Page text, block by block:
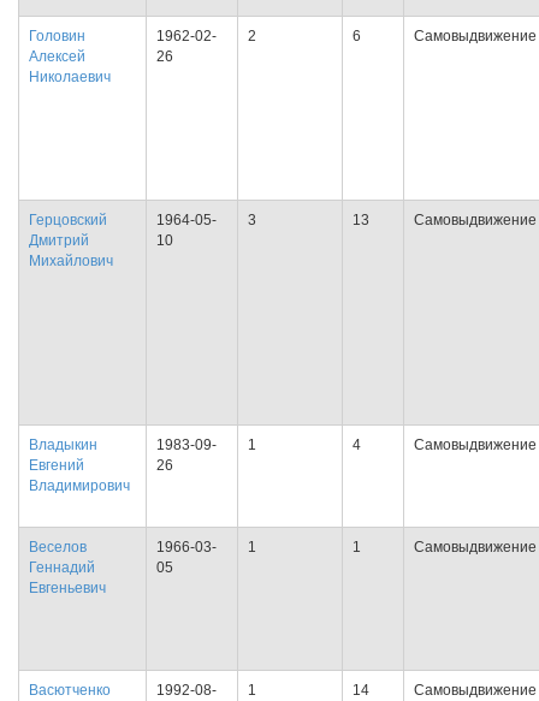
Головин
Алексей
Николаевич
1962-02-
26
2 6 Самовыдвижение
Герцовский
Дмитрий
Михайлович
1964-05-
10
3 13 Самовыдвижение
Владыкин
Евгений
Владимирович
1983-09-
26
1 4 Самовыдвижение
Веселов
Геннадий
Евгеньевич
1966-03-
05
1 1 Самовыдвижение
Васютченко
1992-08-
1 14 Самовыдвижение